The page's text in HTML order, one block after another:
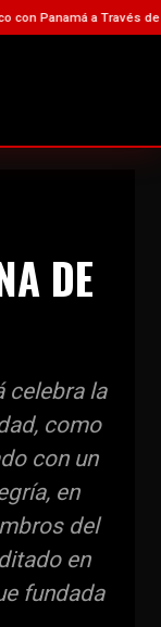
a Través de
DE
celebra la
como
con un
en
del
en
fundada